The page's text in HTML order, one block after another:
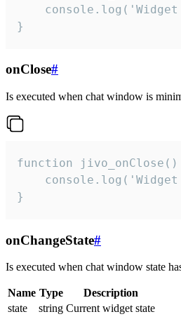
console.log('Widget
}
onClose#
Is executed when chat window is
function
console.log('Widget
}
onChangeState#
Is executed when chat window state
Name Type
Description
state
string Current widget state